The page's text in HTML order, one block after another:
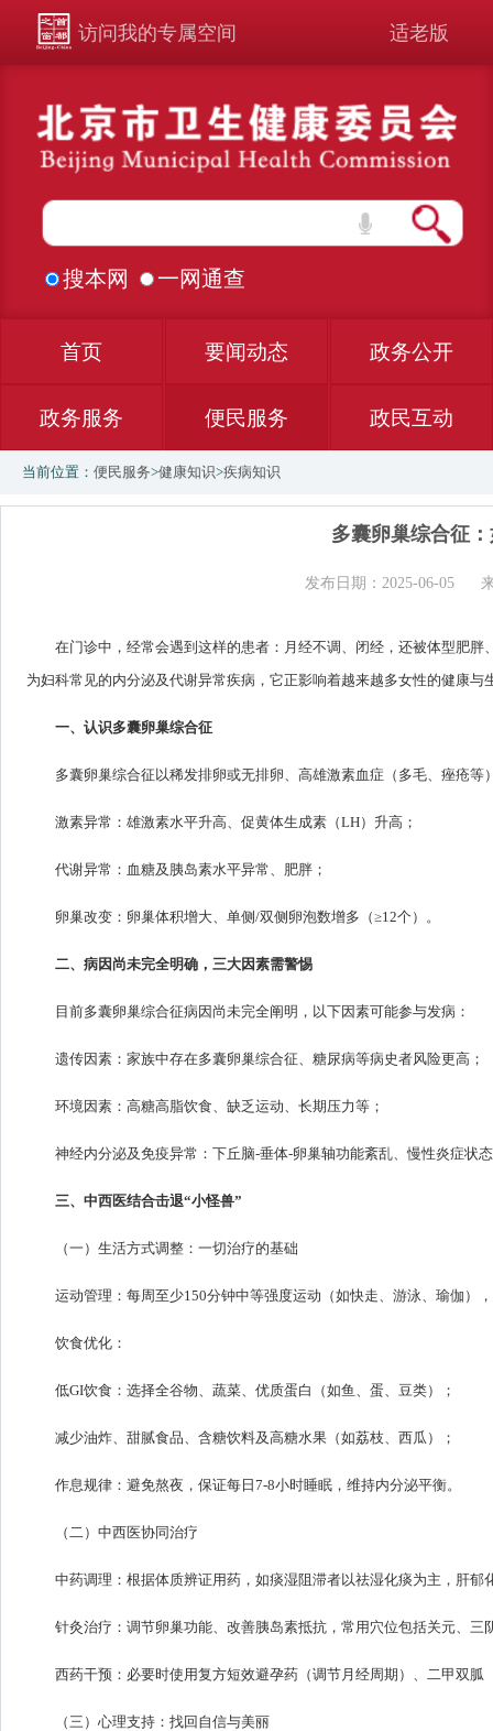
访问我的专属空间 适老版
搜本网 一网通查
首页 要闻动态 政务公开
政务服务 便民服务 政民互动
当前位置： 便民服务>健康知识>疾病知识
多囊卵巢综合征
发布日期：2025-06-05
在门诊中，经常会遇到这样的患者：月经不调、闭经，还被体型肥
为妇科常见的内分泌及代谢异常疾病，它正影响着越来越多女性的健康与
一、认识多囊卵巢综合征
多囊卵巢综合征以稀发排卵或无排卵、高雄激素血症（多毛、痤疮
激素异常：雄激素水平升高、促黄体生成素（LH）升高；
代谢异常：血糖及胰岛素水平异常、肥胖；
卵巢改变：卵巢体积增大、单侧/双侧卵泡数增多（≥12个）。
二、病因尚未完全明确，三大因素需警惕
目前多囊卵巢综合征病因尚未完全阐明，以下因素可能参与发病：
遗传因素：家族中存在多囊卵巢综合征、糖尿病等病史者风险更高；
环境因素：高糖高脂饮食、缺乏运动、长期压力等；
神经内分泌及免疫异常：下丘脑-垂体-卵巢轴功能紊乱、慢性炎症状
三、中西医结合击退“小怪兽”
（一）生活方式调整：一切治疗的基础
运动管理：每周至少150分钟中等强度运动（如快走、游泳、瑜伽）
饮食优化：
低GI饮食：选择全谷物、蔬菜、优质蛋白（如鱼、蛋、豆类）；
减少油炸、甜腻食品、含糖饮料及高糖水果（如荔枝、西瓜）；
作息规律：避免熬夜，保证每日7-8小时睡眠，维持内分泌平衡。
（二）中西医协同治疗
中药调理：根据体质辨证用药，如痰湿阻滞者以祛湿化痰为主，肝郁
针灸治疗：调节卵巢功能、改善胰岛素抵抗，常用穴位包括关元、三
西药干预：必要时使用复方短效避孕药（调节月经周期）、二甲双
（三）心理支持：找回自信与美丽